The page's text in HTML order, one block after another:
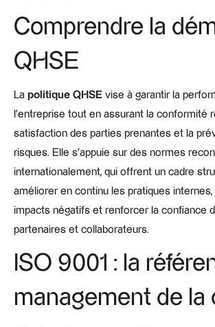
Comprendre la
QHSE
La politique QHSE vise à garantir la
l’entreprise tout en assurant la conformité
satisfaction des parties prenantes et la
risques. Elle s’appuie sur des normes
internationalement, qui offrent un cadre
améliorer en continu les pratiques
impacts négatifs et renforcer la confiance
partenaires et collaborateurs.
ISO 9001 : la
management de la